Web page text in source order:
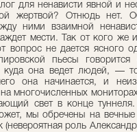
для ненависти явной и
жертвой? Отнюдь нет.
ними взаимной
мести. Так от кого же
не дается ясного
пьесы
куда она ведет людей, —
она начинается, и
многочисленных
свет в конце
мы обречены на
роль